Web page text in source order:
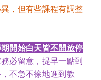
，但有些課程有調整
開始白天皆不開放停
必留意，提早一點到
不急不徐地進到教